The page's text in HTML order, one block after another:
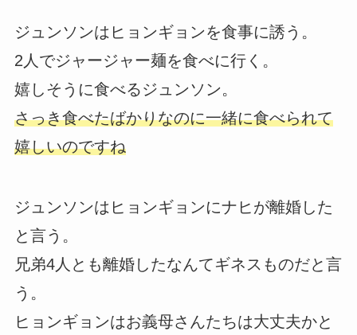
ジュンソンはヒョンギョンを食事に誘う。
2人でジャージャー麺を食べに行く。
嬉しそうに食べるジュンソン。
さっき食べたばかりなのに一緒に食べられて
嬉しいのですね
ジュンソンはヒョンギョンにナヒが離婚した
と言う。
兄弟4人とも離婚したなんてギネスものだと言
う。
ヒョンギョンはお義母さんたちは大丈夫かと